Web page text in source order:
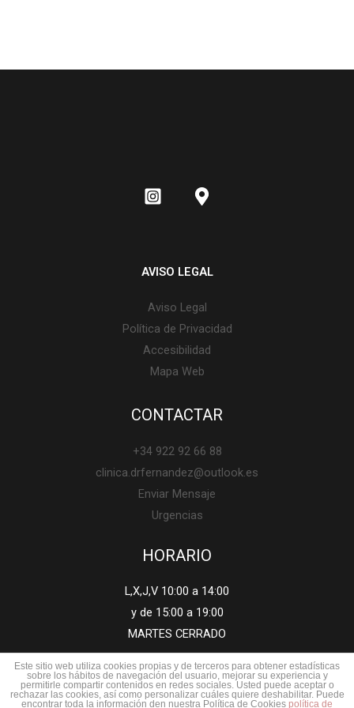
AVISO LEGAL
Aviso Legal
Política de Privacidad
Accesibilidad
Mapa Web
CONTACTAR
+34 922 92 66 88
clinica.drfernandez@outlook.es
Enviar Mensaje
Urgencias
HORARIO
L,X,J,V 10:00 a 14:00
y de 15:00 a 19:00
MARTES CERRADO
Copyright © 2026 CLINICA DR. FERNANDEZ
Este sitio web utiliza cookies propias y de terceros para obtener estadísticas
sobre los hábitos de navegación del usuario, mejorar su experiencia y
permitirle compartir contenidos en redes sociales. Usted puede aceptar o
rechazar las cookies, así como personalizar cuáles quiere deshabilitar. Puede
encontrar toda la información den nuestra Política de Cookies política de